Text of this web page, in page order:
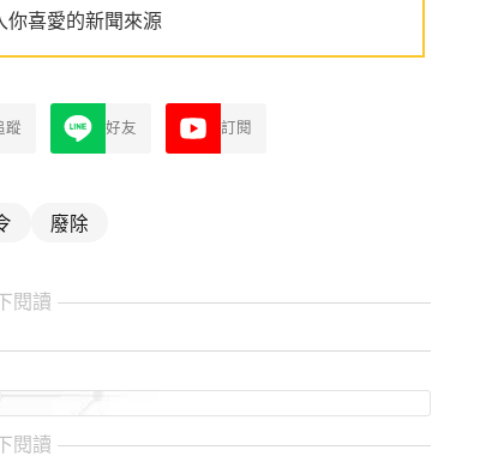
你喜愛的新聞來源
蹤 好友 訂閱
廢除
閱讀
閱讀